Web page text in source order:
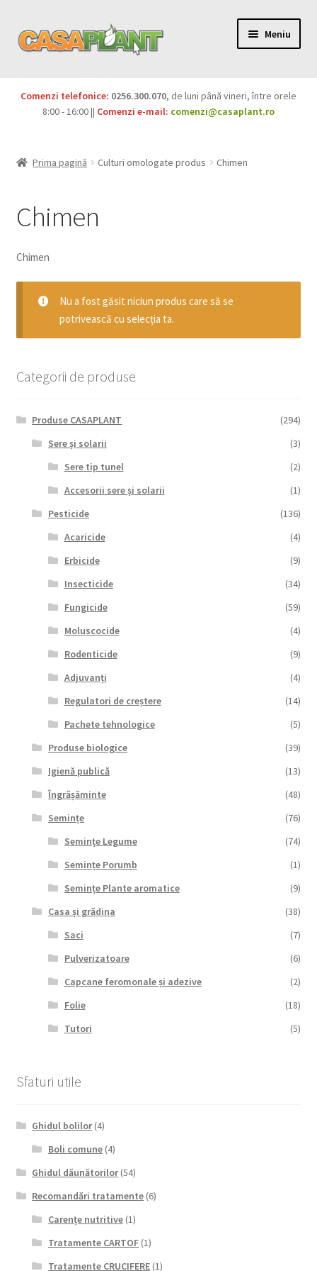
Meniu
Pesticide
Produse BIO
Igienă publică
Casa și grădina
copil
Sere și solarii
Extinde
Comenzi telefonice: 0256.300.070, de luni până vineri, între orele
8:00 - 16:00 || Comenzi e-mail: comenzi@casaplant.ro
Prima pagină Culturi omologate produs Chimen
Chimen
Chimen
Nu a fost găsit niciun produs care să se
potrivească cu selecția ta.
Categorii de produse
Produse CASAPLANT
(294)
Sere și solarii
(3)
Sere tip tunel
(2)
Accesorii sere și solarii
(1)
Pesticide
(136)
Acaricide
(4)
Erbicide
(9)
Insecticide
(34)
Fungicide
(59)
Moluscocide
(4)
Rodenticide
(9)
Adjuvanți
(4)
Regulatori de creștere
(14)
Pachete tehnologice
(5)
Produse biologice
(39)
Igienă publică
(13)
Îngrășăminte
(48)
Semințe
(76)
Semințe Legume
(74)
Semințe Porumb
(1)
Semințe Plante aromatice
(9)
Casa și grădina
(38)
Saci
(7)
Pulverizatoare
(6)
Capcane feromonale și adezive
(2)
Folie
(18)
Tutori
(5)
Sfaturi utile
Ghidul bolilor(4)
Boli comune(4)
Ghidul dăunătorilor(54)
Recomandări tratamente (6)
Carențe nutritive(1)
Tratamente CARTOF(1)
Tratamente CRUCIFERE(1)